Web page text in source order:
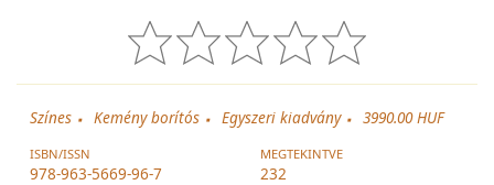
Színes Kemény borítós Egyszeri kiadvány 3990.00 HUF
ISBN/ISSN
978-963-5669-96-7
MEGTEKINTVE
232